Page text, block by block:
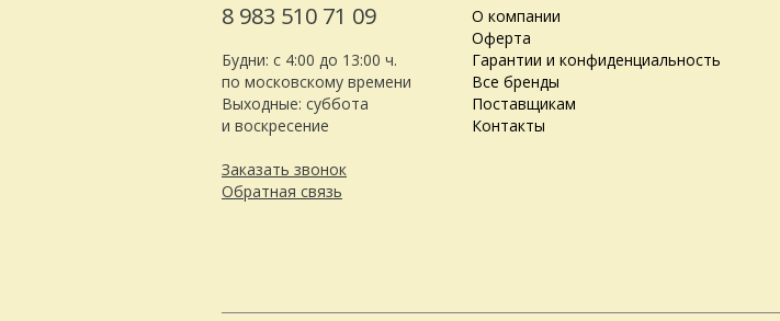
8 983 510 71 09
Будни: с 4:00 до 13:00 ч.
по московскому времени
Выходные: суббота
и воскресение
Заказать звонок
Обратная связь
О компании
Оферта
Гарантии и конфиденциальность
Все бренды
Поставщикам
Контакты